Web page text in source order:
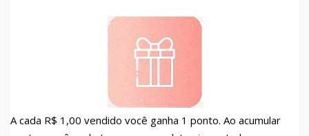
A cada R$ 1,00 vendido você ganha 1 ponto. Ao acumular